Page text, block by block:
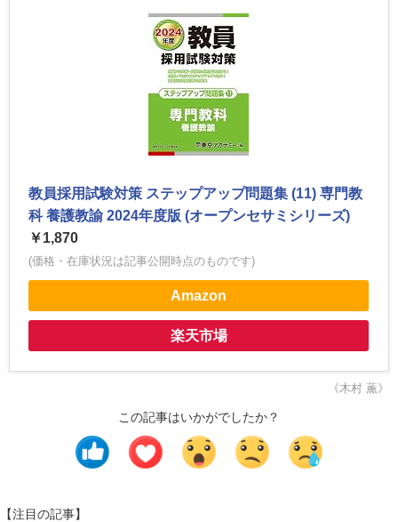
教員採用試験対策 ステップアップ問題集 (11) 専門教
科 養護教諭 2024年度版 (オープンセサミシリーズ)
￥1,870
(価格・在庫状況は記事公開時点のものです)
Amazon
楽天市場
《木村 薫》
この記事はいかがでしたか？
【注目の記事】